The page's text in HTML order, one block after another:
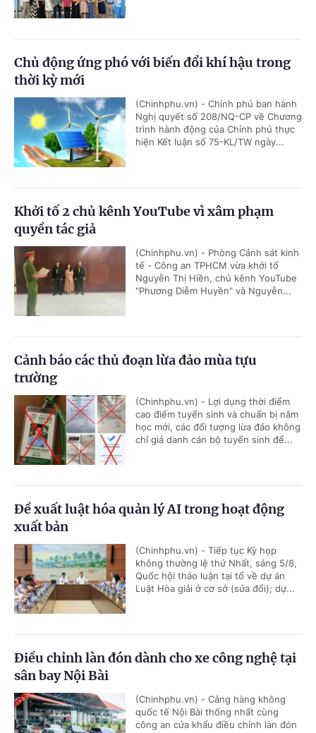
Chủ động ứng phó với biến đổi khí hậu trong
thời kỳ mới
(Chinhphu.vn) - Chính phủ ban hành
Nghị quyết số 208/NQ-CP về Chương
trình hành động của Chính phủ thực
hiện Kết luận số 75-KL/TW ngày...
Khởi tố 2 chủ kênh YouTube vì xâm phạm
quyền tác giả
(Chinhphu.vn) - Phòng Cảnh sát kinh
tế - Công an TPHCM vừa khởi tố
Nguyễn Thị Hiền, chủ kênh YouTube
"Phương Diễm Huyền" và Nguyễn...
Cảnh báo các thủ đoạn lừa đảo mùa tựu
trường
(Chinhphu.vn) - Lợi dụng thời điểm
cao điểm tuyển sinh và chuẩn bị năm
học mới, các đối tượng lừa đảo không
chỉ giả danh cán bộ tuyển sinh để...
Đề xuất luật hóa quản lý AI trong hoạt động
xuất bản
(Chinhphu.vn) - Tiếp tục Kỳ họp
không thường lệ thứ Nhất, sáng 5/8,
Quốc hội thảo luận tại tổ về dự án
Luật Hòa giải ở cơ sở (sửa đổi); dự...
Điều chỉnh làn đón dành cho xe công nghệ tại
sân bay Nội Bài
(Chinhphu.vn) - Cảng hàng không
quốc tế Nội Bài thống nhất cùng
công an cửa khẩu điều chỉnh làn đón